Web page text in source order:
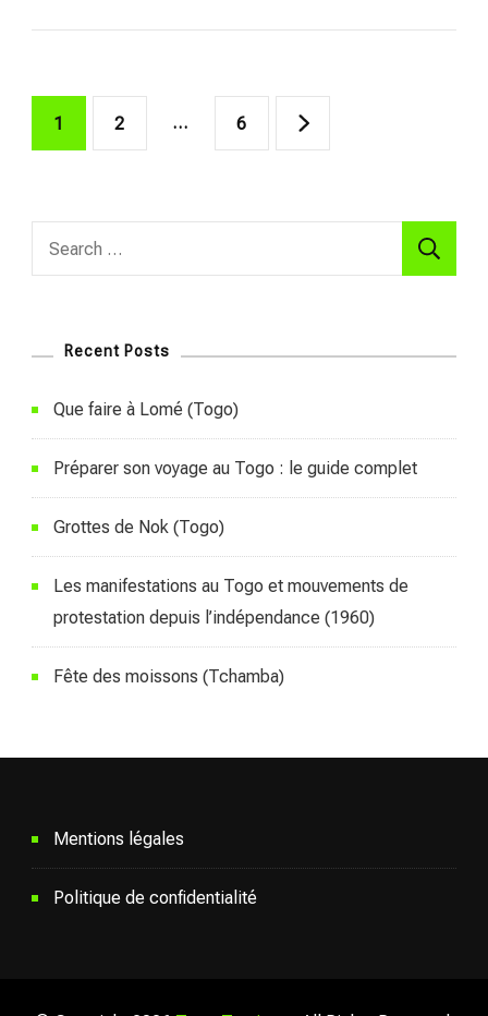
Posts
Page
1 Page
2 … Page
6
Recent Posts
Que faire à Lomé (Togo)
Préparer son voyage au Togo : le guide complet
Grottes de Nok (Togo)
Les manifestations au Togo et mouvements de
protestation depuis l’indépendance (1960)
Fête des moissons (Tchamba)
Mentions légales
Politique de confidentialité